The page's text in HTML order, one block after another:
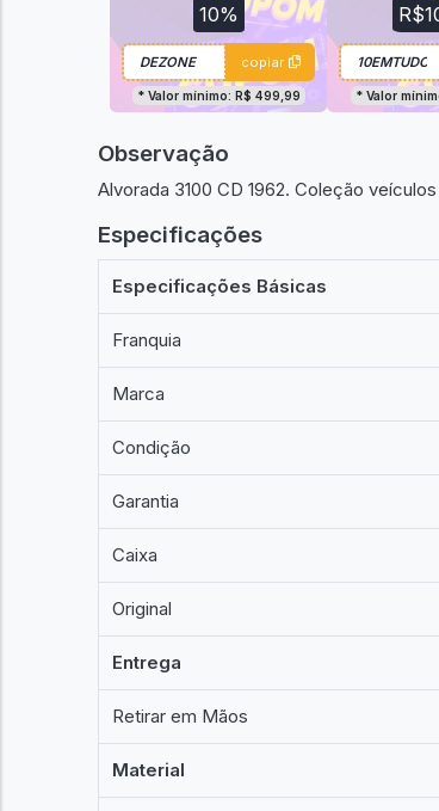
10%
copiar
* Valor mínimo: R$ 499,99 * Valor
Observação
Alvorada 3100 CD 1962. Coleção
Especificações
Especificações Básicas
Franquia
Marca
Condição
Garantia
Caixa
Original
Entrega
Retirar em Mãos
Material